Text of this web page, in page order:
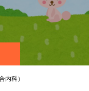
内科）